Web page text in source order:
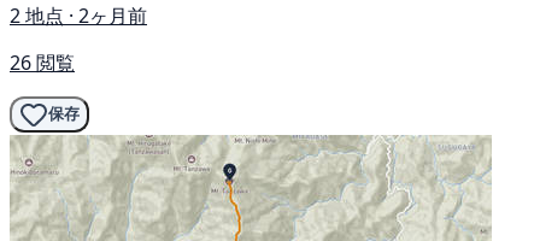
2 地点 · 2ヶ月前
26 閲覧
保存